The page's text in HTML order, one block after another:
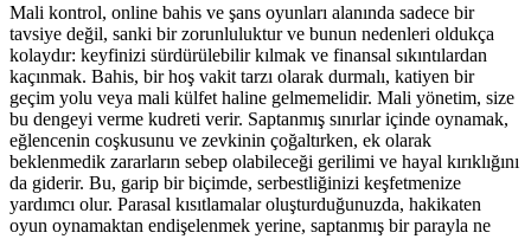
Mali kontrol, online bahis ve şans oyunları alanında sadece bir
tavsiye değil, sanki bir zorunluluktur ve bunun nedenleri oldukça
kolaydır: keyfinizi sürdürülebilir kılmak ve finansal sıkıntılardan
kaçınmak. Bahis, bir hoş vakit tarzı olarak durmalı, katiyen bir
geçim yolu veya mali külfet haline gelmemelidir. Mali yönetim, size
bu dengeyi verme kudreti verir. Saptanmış sınırlar içinde oynamak,
eğlencenin coşkusunu ve zevkinin çoğaltırken, ek olarak
beklenmedik zararların sebep olabileceği gerilimi ve hayal kırıklığını
da giderir. Bu, garip bir biçimde, serbestliğinizi keşfetmenize
yardımcı olur. Parasal kısıtlamalar oluşturduğunuzda, hakikaten
oyun oynamaktan endişelenmek yerine, saptanmış bir parayla ne